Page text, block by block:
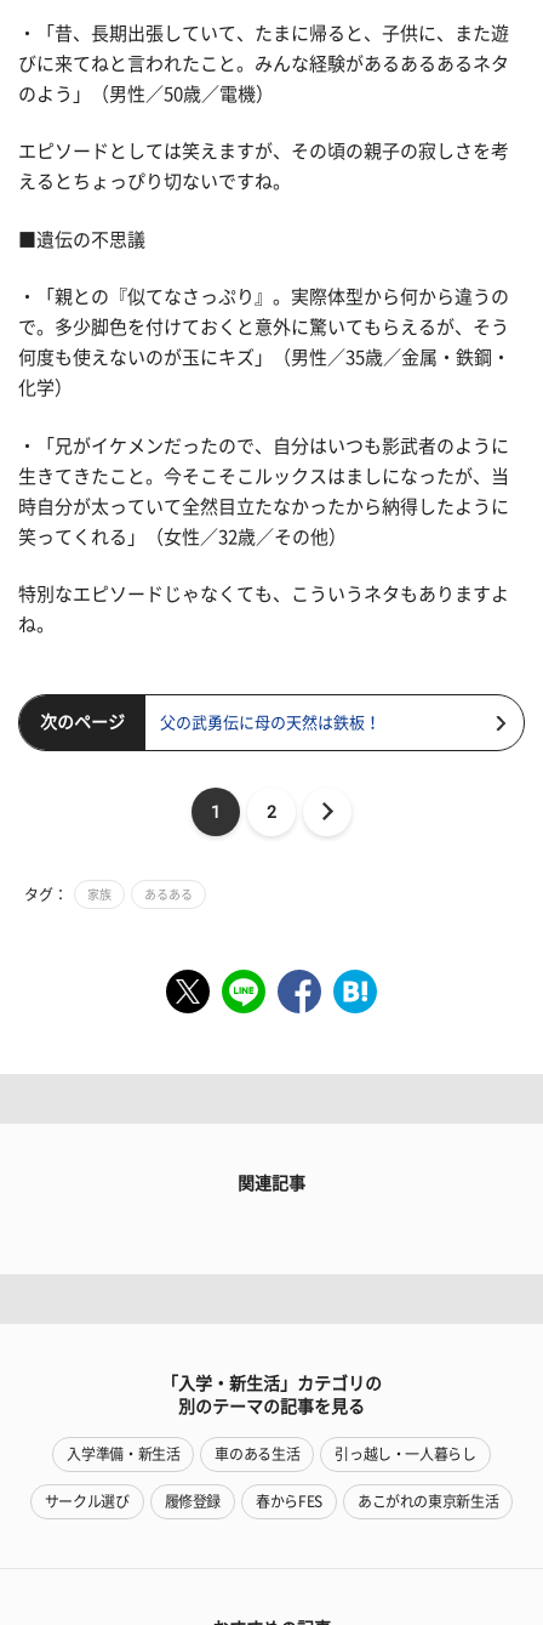
・「昔、長期出張していて、たまに帰ると、子供に、また遊
びに来てねと言われたこと。みんな経験があるあるあるネタ
のよう」（男性／50歳／電機）
エピソードとしては笑えますが、その頃の親子の寂しさを考
えるとちょっぴり切ないですね。
■遺伝の不思議
・「親との『似てなさっぷり』。実際体型から何から違うの
で。多少脚色を付けておくと意外に驚いてもらえるが、そう
何度も使えないのが玉にキズ」（男性／35歳／金属・鉄鋼・
化学）
・「兄がイケメンだったので、自分はいつも影武者のように
生きてきたこと。今そこそこルックスはましになったが、当
時自分が太っていて全然目立たなかったから納得したように
笑ってくれる」（女性／32歳／その他）
特別なエピソードじゃなくても、こういうネタもありますよ
ね。
次のページ 父の武勇伝に母の天然は鉄板！
1 2
タグ： 家族 あるある
関連記事
「入学・新生活」カテゴリの
別のテーマの記事を見る
入学準備・新生活 車のある生活 引っ越し・一人暮らし
サークル選び 履修登録 春からFES あこがれの東京新生活